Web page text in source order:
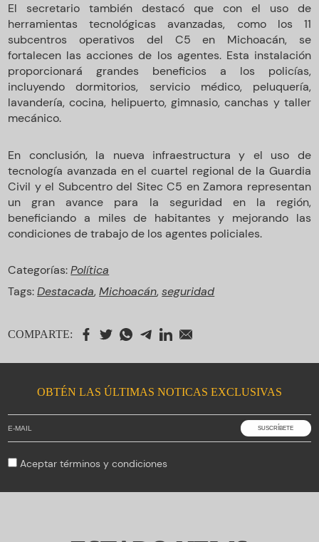
El secretario también destacó que con el uso de
herramientas tecnológicas avanzadas, como los 11
subcentros operativos del C5 en Michoacán, se
fortalecen las acciones de los agentes. Esta instalación
proporcionará grandes beneficios a los policías,
incluyendo dormitorios, servicio médico, peluquería,
lavandería, cocina, helipuerto, gimnasio, canchas y taller
mecánico.
En conclusión, la nueva infraestructura y el uso de
tecnología avanzada en el cuartel regional de la Guardia
Civil y el Subcentro del Sitec C5 en Zamora representan
un gran avance para la seguridad en la región,
beneficiando a miles de habitantes y mejorando las
condiciones de trabajo de los agentes policiales.
Categorías:Política
Tags:Destacada,Michoacán,seguridad
COMPARTE:
OBTÉN LAS ÚLTIMAS NOTICAS EXCLUSIVAS
Aceptartérminos y condiciones